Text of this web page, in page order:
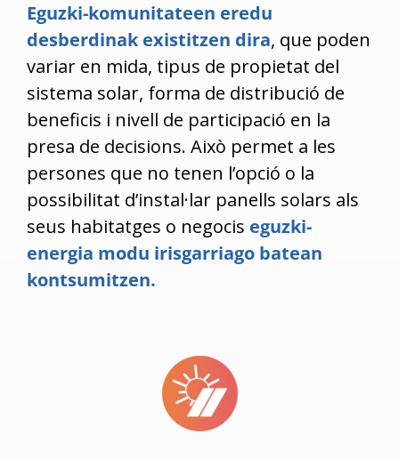
Eguzki-komunitateen eredu
desberdinak existitzen dira, que poden
variar en mida, tipus de propietat del
sistema solar, forma de distribució de
beneficis i nivell de participació en la
presa de decisions. Això permet a les
persones que no tenen l’opció o la
possibilitat d’instal·lar panells solars als
seus habitatges o negocis eguzki-
energia modu irisgarriago batean
kontsumitzen.